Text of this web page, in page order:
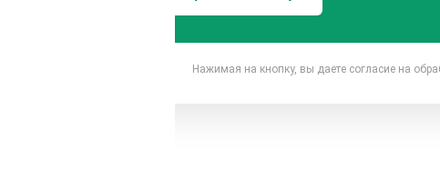
Нажимая на кнопку, вы даете согласие на